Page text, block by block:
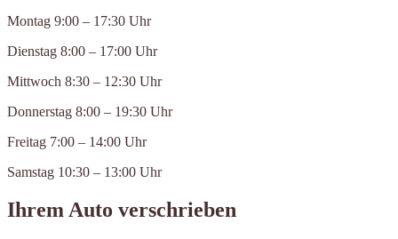
Montag 9:00 – 17:30 Uhr
Dienstag 8:00 – 17:00 Uhr
Mittwoch 8:30 – 12:30 Uhr
Donnerstag 8:00 – 19:30 Uhr
Freitag 7:00 – 14:00 Uhr
Samstag 10:30 – 13:00 Uhr
Ihrem Auto verschrieben